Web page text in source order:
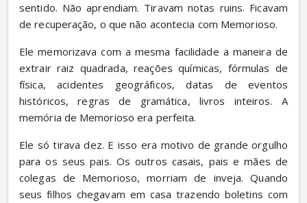
sentido. Não aprendiam. Tiravam notas ruins. Ficavam
de recuperação, o que não acontecia com Memorioso.
Ele memorizava com a mesma facilidade a maneira de
extrair raiz quadrada, reações químicas, fórmulas de
física, acidentes geográficos, datas de eventos
históricos, regras de gramática, livros inteiros. A
memória de Memorioso era perfeita.
Ele só tirava dez. E isso era motivo de grande orgulho
para os seus pais. Os outros casais, pais e mães de
colegas de Memorioso, morriam de inveja. Quando
seus filhos chegavam em casa trazendo boletins com